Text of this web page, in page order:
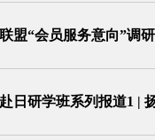
联盟“会员服务意向”调
赴日研学班系列报道1 |